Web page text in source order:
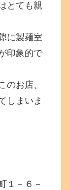
とても親
に製麺室
印象的で
のお店、
しまいま
－６－